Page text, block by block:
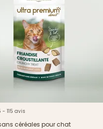
- 115 avis
céréales pour chat